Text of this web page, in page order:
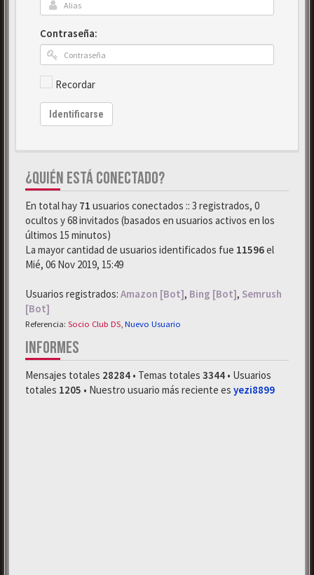
Contraseña:
Recordar
Identificarse
¿QUIÉN ESTÁ CONECTADO?
En total hay 71 usuarios conectados :: 3 registrados, 0
ocultos y 68 invitados (basados en usuarios activos en los
últimos 15 minutos)
La mayor cantidad de usuarios identificados fue 11596el
Mié, 06 Nov 2019, 15:49
Usuarios registrados: Amazon [Bot], Bing [Bot], Semrush
[Bot]
Referencia: Socio Club DS Nuevo Usuario
INFORMES
Mensajes totales 28284 • Temas totales 3344 • Usuarios
totales 1205 • Nuestro usuario más reciente es yezi8899